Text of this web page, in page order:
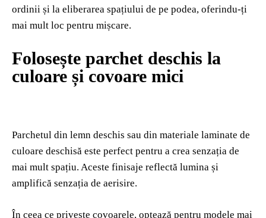
ordinii și la eliberarea spațiului de pe podea, oferindu-ți
mai mult loc pentru mișcare.
Folosește parchet deschis la
culoare și covoare mici
Parchetul din lemn deschis sau din materiale laminate de
culoare deschisă este perfect pentru a crea senzația de
mai mult spațiu. Aceste finisaje reflectă lumina și
amplifică senzația de aerisire.
În ceea ce privește covoarele, optează pentru modele mai